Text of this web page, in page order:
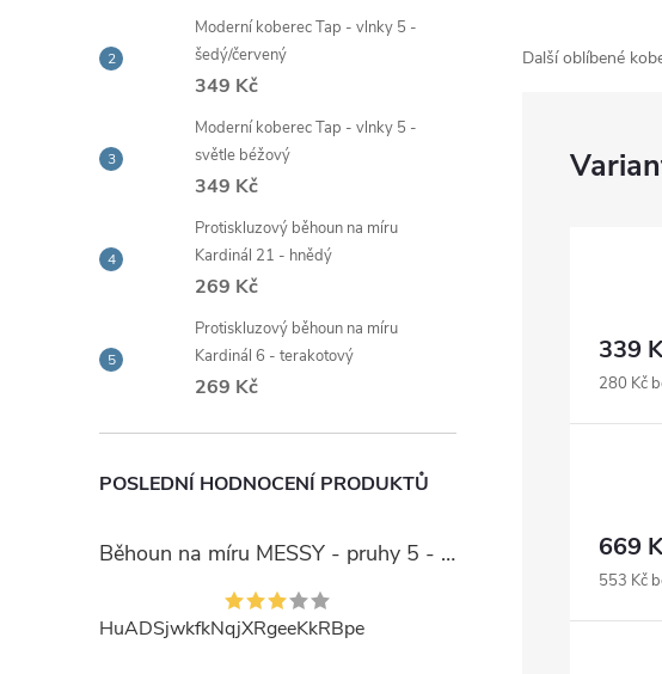
Moderní koberec Tap - vlnky 5 -
šedý/červený
349 Kč
Moderní koberec Tap - vlnky 5 -
světle béžový
349 Kč
Protiskluzový běhoun na míru
Kardinál 21 - hnědý
269 Kč
Protiskluzový běhoun na míru
Kardinál 6 - terakotový
269 Kč
POSLEDNÍ HODNOCENÍ PRODUKTŮ
Běhoun na míru MESSY - pruhy 5 - béžový
HuADSjwkfkNqjXRgeeKkRBpe
Další oblíbené
339
280 Kč
669
553 Kč